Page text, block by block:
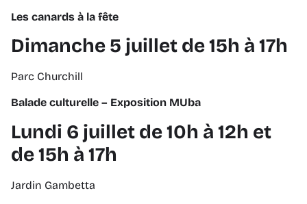
Les canards à la fête
Dimanche 5 juillet de 15h à 17h
Parc Churchill
Balade culturelle – Exposition MUba
Lundi 6 juillet de 10h à 12h et
de 15h à 17h
Jardin Gambetta